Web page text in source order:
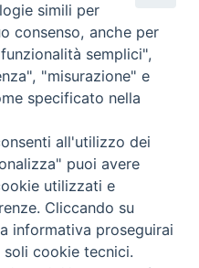
12.30
597628
Sociali
531663
simili per
consenso, anche per
semplici",
"misurazione" e
specificato nella
all'utilizzo dei
puoi avere
utilizzati e
Cliccando su
informativa proseguirai
cookie tecnici.